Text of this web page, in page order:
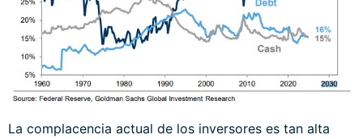
La complacencia actual de los inversores es tan alta